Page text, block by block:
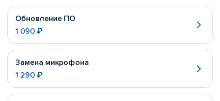
Обновление ПО
1 090 ₽
Замена микрофона
1 290 ₽